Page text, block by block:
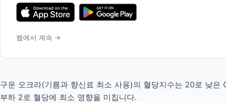
웹에서 계속 →
구운 오크라(기름과 향신료 최소 사용)의 혈당지수는 20로 낮은
부하 2로 혈당에 최소 영향을 미칩니다.